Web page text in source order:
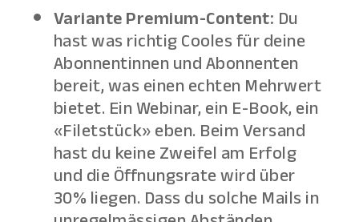
Variante Premium-Content:Du
hast was richtig Cooles für deine
Abonnentinnen und Abonnenten
bereit, was einen echten Mehrwert
bietet. Ein Webinar, ein E-Book, ein
«Filetstück» eben. Beim Versand
hast du keine Zweifel am Erfolg
und die Öffnungsrate wird über
30% liegen. Dass du solche Mails in